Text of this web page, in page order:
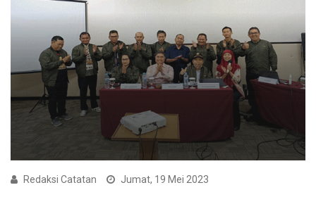
Redaksi Catatan Jumat, 19 Mei 2023